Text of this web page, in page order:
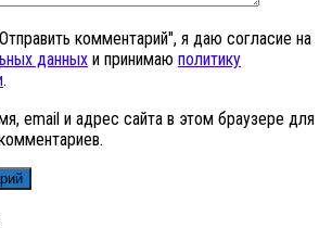
комментарий", я даю согласие на
данных и принимаю политику
.
email и адрес сайта в этом браузере для